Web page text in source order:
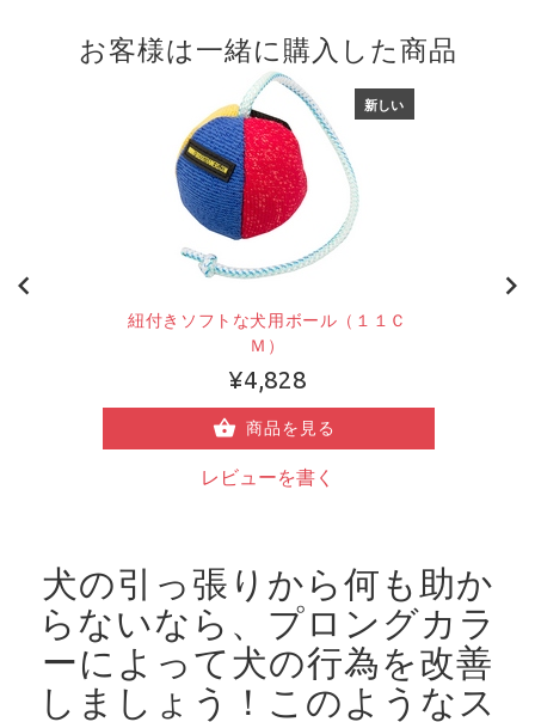
お客様は一緒に購入した商品
新しい
紐付きソフトな犬用ボール（１１Ｃ
Ｍ）
¥4,828
商品を見る
レビューを書く
犬の引っ張りから何も助か
らないなら、プロングカラ
ーによって犬の行為を改善
しましょう！ このようなス